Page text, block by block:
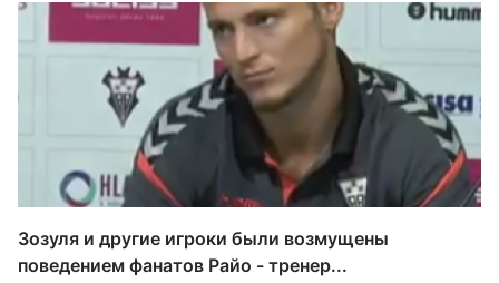
Зозуля и другие игроки были возмущены
поведением фанатов Райо - тренер...